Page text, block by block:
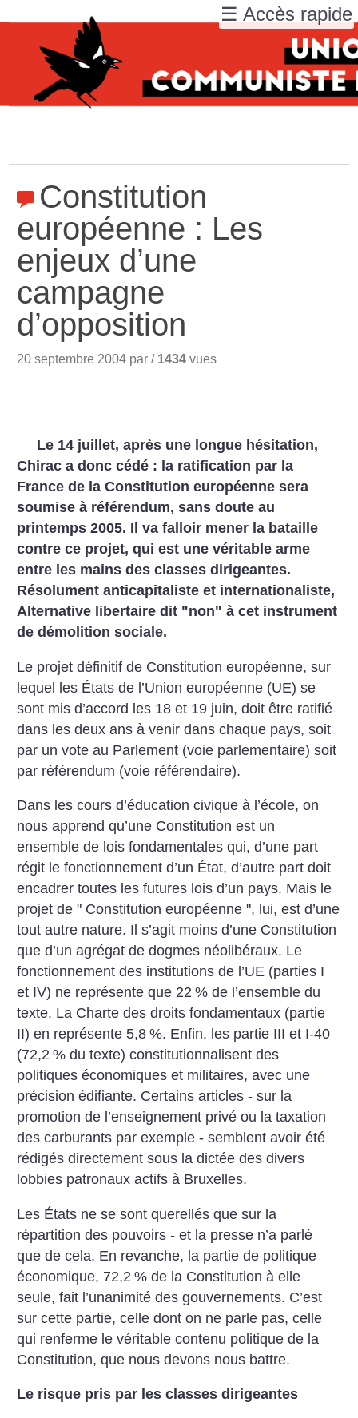
Constitution
européenne : Les
enjeux d’une
campagne
d’opposition
20 septembre 2004 par / 1434 vues
Le 14 juillet, après une longue hésitation,
Chirac a donc cédé : la ratification par la
France de la Constitution européenne sera
soumise à référendum, sans doute au
printemps 2005. Il va falloir mener la bataille
contre ce projet, qui est une véritable arme
entre les mains des classes dirigeantes.
Résolument anticapitaliste et internationaliste,
Alternative libertaire dit "non" à cet instrument
de démolition sociale.
Le projet définitif de Constitution européenne, sur
lequel les États de l’Union européenne (UE) se
sont mis d’accord les 18 et 19 juin, doit être ratifié
dans les deux ans à venir dans chaque pays, soit
par un vote au Parlement (voie parlementaire) soit
par référendum (voie référendaire).
Dans les cours d’éducation civique à l’école, on
nous apprend qu’une Constitution est un
ensemble de lois fondamentales qui, d’une part
régit le fonctionnement d’un État, d’autre part doit
encadrer toutes les futures lois d’un pays. Mais le
projet de " Constitution européenne ", lui, est d’une
tout autre nature. Il s’agit moins d’une Constitution
que d’un agrégat de dogmes néolibéraux. Le
fonctionnement des institutions de l’UE (parties I
et IV) ne représente que 22 % de l’ensemble du
texte. La Charte des droits fondamentaux (partie
II) en représente 5,8 %. Enfin, les partie III et I-40
(72,2 % du texte) constitutionnalisent des
politiques économiques et militaires, avec une
précision édifiante. Certains articles - sur la
promotion de l’enseignement privé ou la taxation
des carburants par exemple - semblent avoir été
rédigés directement sous la dictée des divers
lobbies patronaux actifs à Bruxelles.
Les États ne se sont querellés que sur la
répartition des pouvoirs - et la presse n’a parlé
que de cela. En revanche, la partie de politique
économique, 72,2 % de la Constitution à elle
seule, fait l’unanimité des gouvernements. C’est
sur cette partie, celle dont on ne parle pas, celle
qui renferme le véritable contenu politique de la
Constitution, que nous devons nous battre.
Le risque pris par les classes dirigeantes
☰ Accès rapide